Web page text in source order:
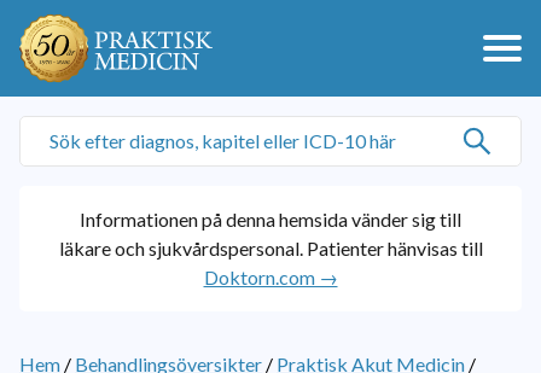
Informationen på denna hemsida vänder sig till
läkare och sjukvårdspersonal. Patienter hänvisas till
Doktorn.com →
Hem / Behandlingsöversikter / Praktisk Akut Medicin /